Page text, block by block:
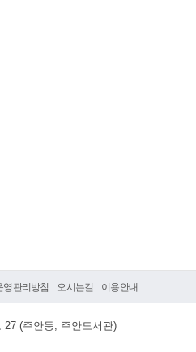
영관리방침 오시는길 이용안내
27 (주안동, 주안도서관)